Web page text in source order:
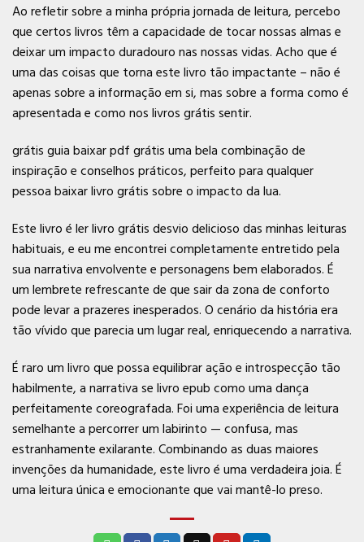
Ao refletir sobre a minha própria jornada de leitura, percebo
que certos livros têm a capacidade de tocar nossas almas e
deixar um impacto duradouro nas nossas vidas. Acho que é
uma das coisas que torna este livro tão impactante – não é
apenas sobre a informação em si, mas sobre a forma como é
apresentada e como nos livros grátis sentir.
grátis guia baixar pdf grátis uma bela combinação de
inspiração e conselhos práticos, perfeito para qualquer
pessoa baixar livro grátis sobre o impacto da lua.
Este livro é ler livro grátis desvio delicioso das minhas leituras
habituais, e eu me encontrei completamente entretido pela
sua narrativa envolvente e personagens bem elaborados. É
um lembrete refrescante de que sair da zona de conforto
pode levar a prazeres inesperados. O cenário da história era
tão vívido que parecia um lugar real, enriquecendo a narrativa.
É raro um livro que possa equilibrar ação e introspecção tão
habilmente, a narrativa se livro epub como uma dança
perfeitamente coreografada. Foi uma experiência de leitura
semelhante a percorrer um labirinto — confusa, mas
estranhamente exilarante. Combinando as duas maiores
invenções da humanidade, este livro é uma verdadeira joia. É
uma leitura única e emocionante que vai mantê-lo preso.